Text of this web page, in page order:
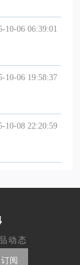
10-06 06:39:01
10-06 19:58:37
10-08 22:20:59
动态